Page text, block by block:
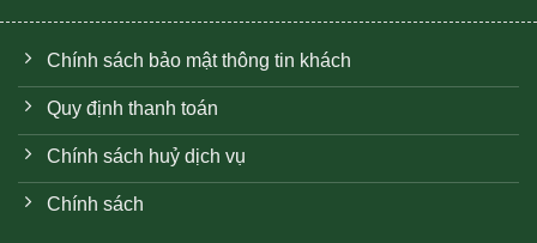
Chính sách bảo mật thông tin khách
Quy định thanh toán
Chính sách huỷ dịch vụ
Chính sách